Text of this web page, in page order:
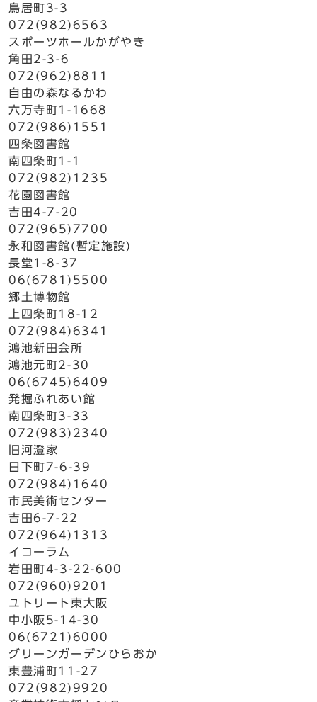
鳥居町3-3
072(982)6563
スポーツホールかがやき
角田2-3-6
072(962)8811
自由の森なるかわ
六万寺町1-1668
072(986)1551
四条図書館
南四条町1-1
072(982)1235
花園図書館
吉田4-7-20
072(965)7700
永和図書館(暫定施設)
長堂1-8-37
06(6781)5500
郷土博物館
上四条町18-12
072(984)6341
鴻池新田会所
鴻池元町2-30
06(6745)6409
発掘ふれあい館
南四条町3-33
072(983)2340
旧河澄家
日下町7-6-39
072(984)1640
市民美術センター
吉田6-7-22
072(964)1313
イコーラム
岩田町4-3-22-600
072(960)9201
ユトリート東大阪
中小阪5-14-30
06(6721)6000
グリーンガーデンひらおか
東豊浦町11-27
072(982)9920